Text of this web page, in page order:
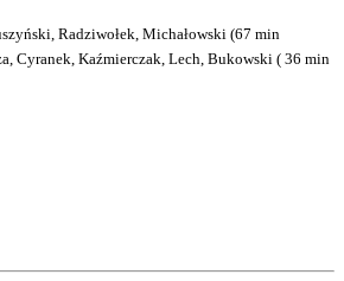
Radziwołek, Michałowski (67 min
Cyranek, Kaźmierczak, Lech, Bukowski ( 36 min